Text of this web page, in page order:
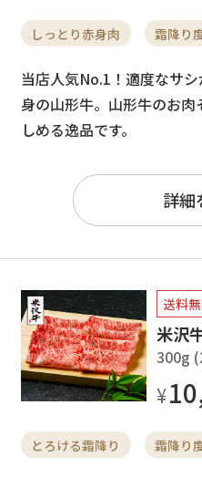
しっとり赤身肉 霜降り
当店人気No.1！適度なサ
身の山形牛。山形牛のお
しめる逸品です。
詳細
送料
米沢
300g
とろける霜降り 霜降り